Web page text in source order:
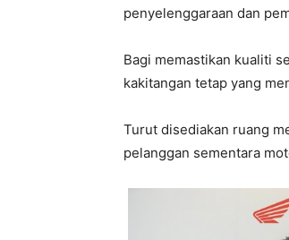
penyelenggaraan dan
Bagi memastikan kualiti
kakitangan tetap yang
Turut disediakan ruang
pelanggan sementara